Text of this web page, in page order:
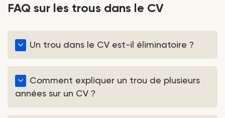
FAQ sur les trous dans le CV
Un trou dans le CV est-il éliminatoire ?
seul. De nombreux candidats connaissent une
période d’inactivité au cours de leur parcours. Ce
Comment expliquer un trou de plusieurs
années sur un CV ?